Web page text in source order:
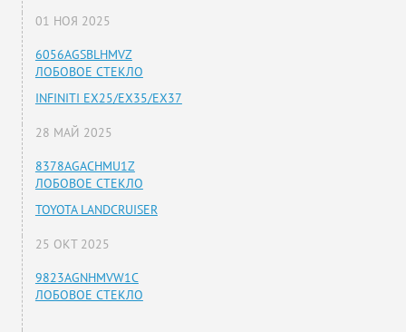
01 НОЯ 2025
6056AGSBLHMVZ
ЛОБОВОЕ СТЕКЛО
INFINITI EX25/EX35/EX37
28 МАЙ 2025
8378AGACHMU1Z
ЛОБОВОЕ СТЕКЛО
TOYOTA LANDCRUISER
25 ОКТ 2025
9823AGNHMVW1C
ЛОБОВОЕ СТЕКЛО